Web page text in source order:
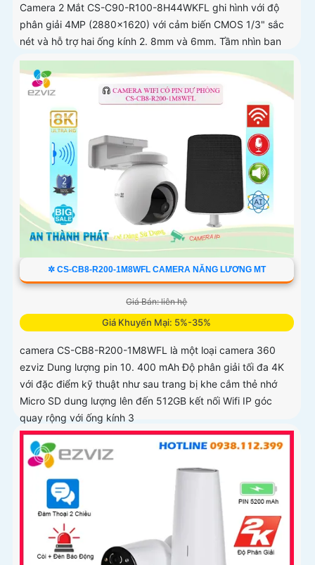
Camera 2 Mắt CS-C90-R100-8H44WKFL ghi hình với độ
phân giải 4MP (2880x1620) với cảm biến CMOS 1/3" sắc
nét và hỗ trợ hai ống kính 2. 8mm và 6mm. Tầm nhìn ban
đêm IR 30m và ban...
✲ CS-CB8-R200-1M8WFL CAMERA NĂNG LƯƠNG MT
Giá Bán: liên hệ
Giá Khuyến Mại: 5%-35%
camera CS-CB8-R200-1M8WFL là một loại camera 360
ezviz Dung lượng pin 10. 400 mAh Độ phân giải tối đa 4K
với đặc điểm kỹ thuật như sau trang bị khe cắm thẻ nhớ
Micro SD dung lượng lên đến 512GB kết nối Wifi IP góc
quay rộng với ống kính 3